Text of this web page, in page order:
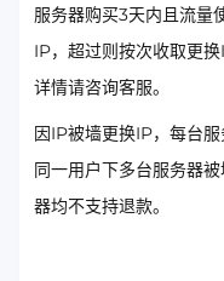
服务器购买3天内且流量
IP，超过则按次收取更
详情请咨询客服。
因IP被墙更换IP，每台
同一用户下多台服务器
器均不支持退款。